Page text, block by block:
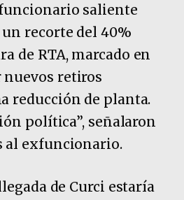
saliente
recorte del 40%
de RTA, marcado en
retiros
reducción de planta.
política”, señalaron
al exfuncionario.
de Curci estaría